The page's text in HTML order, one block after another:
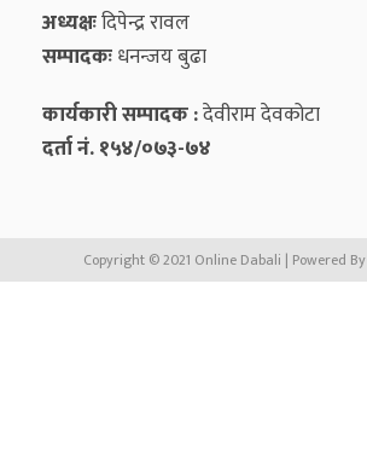
अध्यक्षःदिपेन्द्र रावल
सम्पादकःधनन्‍जय बुढा
कार्यकारी सम्पादक :देवीराम देवकोटा
दर्ता नं. १५४/०७३-७४
Copyright © 2021 Online Dabali | Powered By